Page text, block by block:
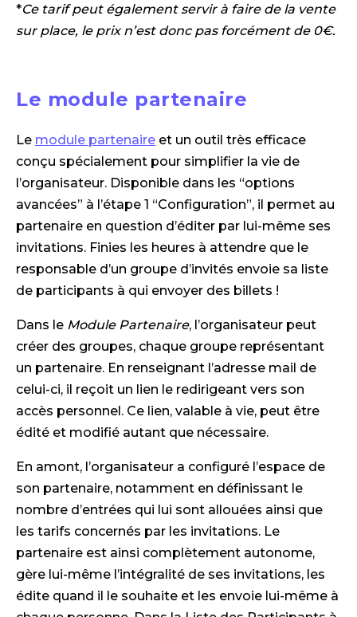
*Ce tarif peut également servir à faire de la vente
sur place, le prix n’est donc pas forcément de 0€.
Le module partenaire
Le module partenaire et un outil très efficace
conçu spécialement pour simplifier la vie de
l’organisateur. Disponible dans les “options
avancées” à l’étape 1 “Configuration”, il permet au
partenaire en question d’éditer par lui-même ses
invitations. Finies les heures à attendre que le
responsable d’un groupe d’invités envoie sa liste
de participants à qui envoyer des billets !
Dans le Module Partenaire, l’organisateur peut
créer des groupes, chaque groupe représentant
un partenaire. En renseignant l’adresse mail de
celui-ci, il reçoit un lien le redirigeant vers son
accès personnel. Ce lien, valable à vie, peut être
édité et modifié autant que nécessaire.
En amont, l’organisateur a configuré l’espace de
son partenaire, notamment en définissant le
nombre d’entrées qui lui sont allouées ainsi que
les tarifs concernés par les invitations. Le
partenaire est ainsi complètement autonome,
gère lui-même l’intégralité de ses invitations, les
édite quand il le souhaite et les envoie lui-même à